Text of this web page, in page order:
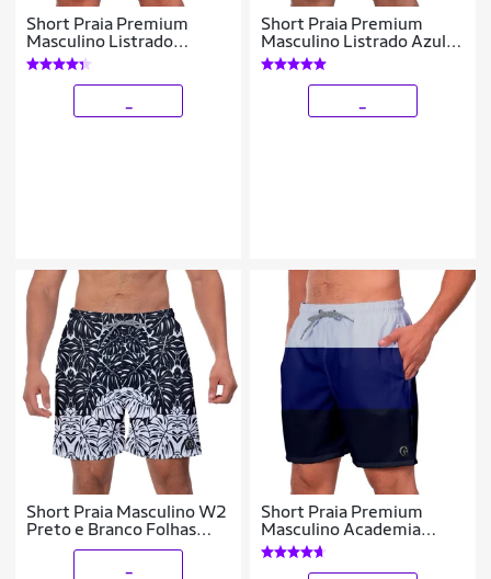
Short Praia Premium
Masculino Listrado
Estampado Academia
Fitness Caminhada Casual
Esporte
Short Praia Premium
Masculino Listrado Azul
Academia Fitness
Caminhada
Short Praia Masculino W2
Preto e Branco Folhas
Estampado Academia
Short Praia Premium
Masculino Academia
Fitness Caminhada
Listrado Azul Preto